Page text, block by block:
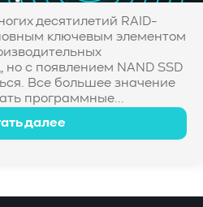
десятилетий RAID-
ключевым элементом
с появлением NAND SSD
Все большее значение
программные...
далее